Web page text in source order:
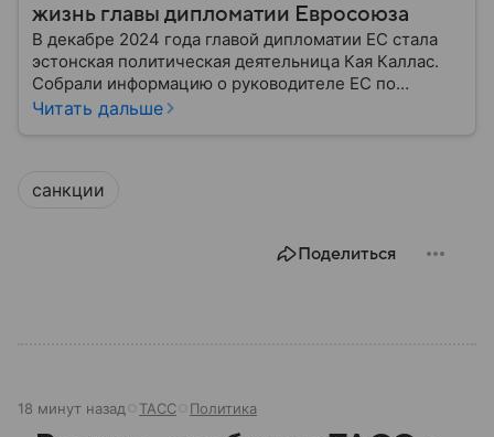
жизнь главы дипломатии Евросоюза
В декабре 2024 года главой дипломатии ЕС стала
эстонская политическая деятельница Кая Каллас.
Собрали информацию о руководителе ЕС по
международным делам и политике безопасности, а
Читать дальше
санкции
Поделиться
18 минут назад ТАСС Политика